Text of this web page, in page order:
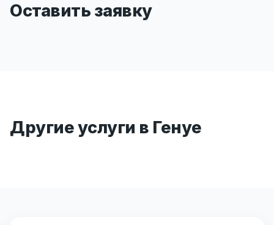
Оставить заявку
Другие услуги в Генуе